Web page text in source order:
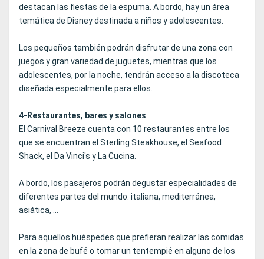
destacan las fiestas de la espuma. A bordo, hay un área
temática de Disney destinada a niños y adolescentes.
Los pequeños también podrán disfrutar de una zona con
juegos y gran variedad de juguetes, mientras que los
adolescentes, por la noche, tendrán acceso a la discoteca
diseñada especialmente para ellos.
4-Restaurantes, bares y salones
El Carnival Breeze cuenta con 10 restaurantes entre los
que se encuentran el Sterling Steakhouse, el Seafood
Shack, el Da Vinci's y La Cucina.
A bordo, los pasajeros podrán degustar especialidades de
diferentes partes del mundo: italiana, mediterránea,
asiática, ...
Para aquellos huéspedes que prefieran realizar las comidas
en la zona de bufé o tomar un tentempié en alguno de los